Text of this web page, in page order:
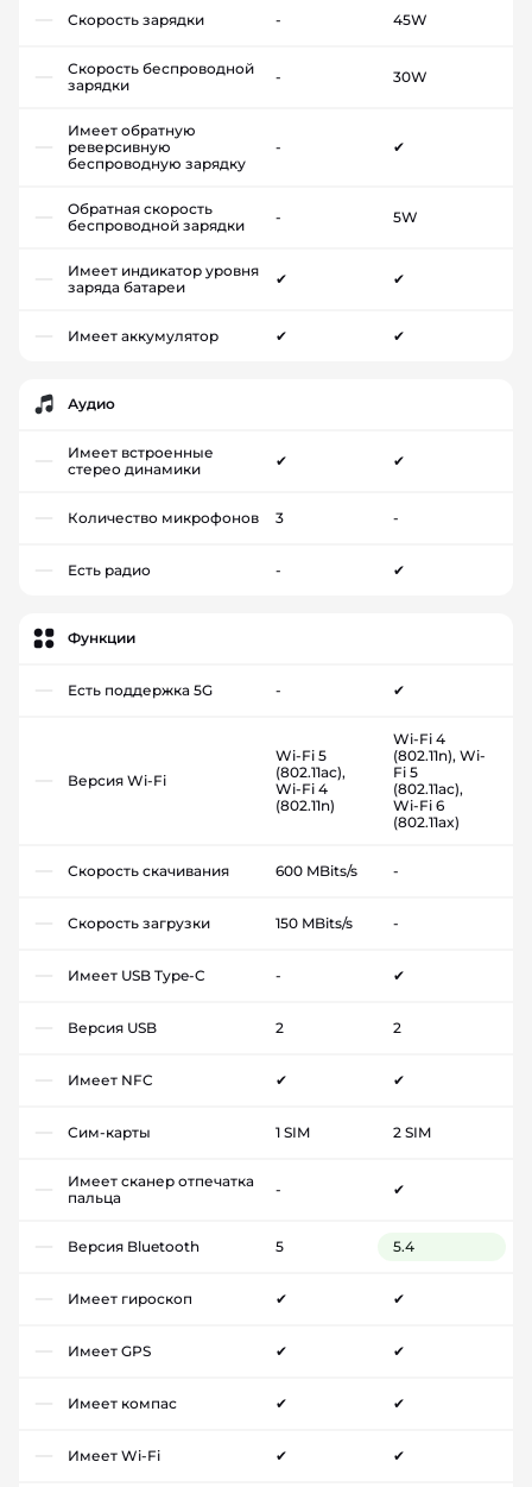
Скорость зарядки - 45W
Скорость беспроводной
зарядки
- 30W
Имеет обратную
реверсивную
беспроводную зарядку
- ✔
Обратная скорость
беспроводной зарядки
- 5W
Имеет индикатор уровня
заряда батареи
✔ ✔
Имеет аккумулятор ✔ ✔
Аудио
Имеет встроенные
стерео динамики
✔ ✔
Количество микрофонов 3 -
Есть радио - ✔
Функции
Есть поддержка 5G - ✔
Версия Wi-Fi
Wi-Fi 5
(802.11ac),
Wi-Fi 4
(802.11n)
Wi-Fi 4
(802.11n), Wi-
Fi 5
(802.11ac),
Wi-Fi 6
(802.11ax)
Скорость скачивания 600 MBits/s -
Скорость загрузки 150 MBits/s -
Имеет USB Type-C - ✔
Версия USB 2 2
Имеет NFC ✔ ✔
Сим-карты 1 SIM 2 SIM
Имеет сканер отпечатка
пальца
- ✔
Версия Bluetooth 5 5.4
Имеет гироскоп ✔ ✔
Имеет GPS ✔ ✔
Имеет компас ✔ ✔
Имеет Wi-Fi ✔ ✔